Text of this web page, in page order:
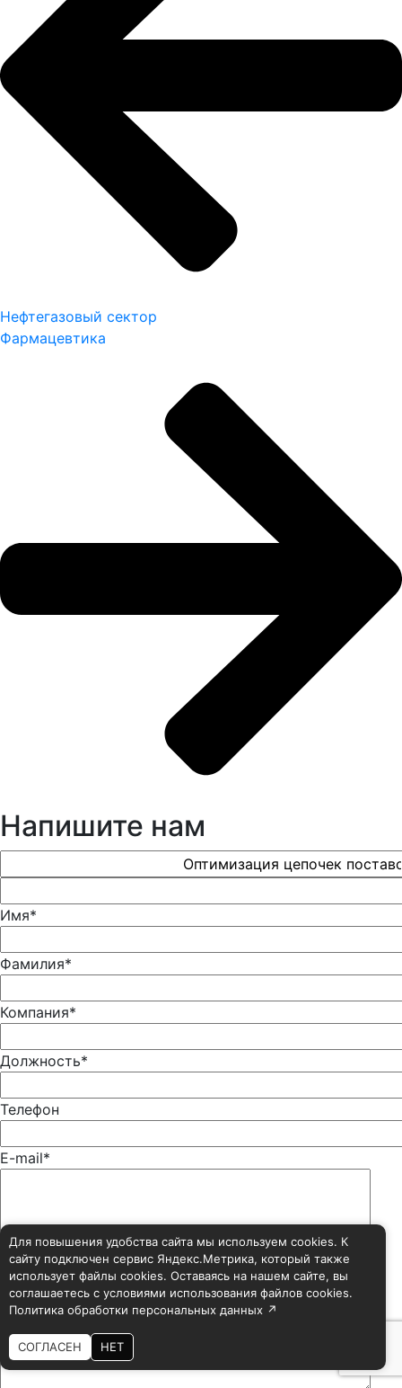
Нефтегазовый сектор
Фармацевтика
Напишите нам
Имя*
Фамилия*
Компания*
Должность*
Телефон
E-mail*
Для повышения удобства сайта мы используем cookies. К
сайту подключен сервис Яндекс.Метрика, который также
использует файлы cookies. Оставаясь на нашем сайте, вы
соглашаетесь с условиями использования файлов cookies.
Политика обработки персональных данных ↗
СОГЛАСЕН НЕТ